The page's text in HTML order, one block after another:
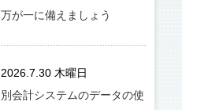
万が一に備えましょう
2026.7.30 木曜日
別会計システムのデータの使